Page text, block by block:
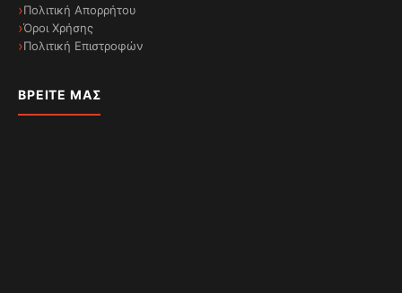
Πολιτική Απορρήτου
Όροι Χρήσης
Πολιτική Επιστροφών
ΒΡΕΊΤΕ ΜΑΣ